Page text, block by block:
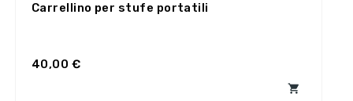
Carrellino per stufe portatili
40,00 €
